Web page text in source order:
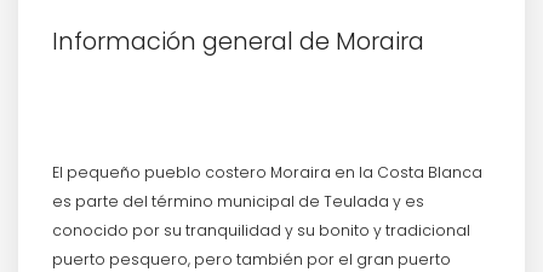
Información general de Moraira
El pequeño pueblo costero Moraira en la Costa Blanca
es parte del término municipal de Teulada y es
conocido por su tranquilidad y su bonito y tradicional
puerto pesquero, pero también por el gran puerto